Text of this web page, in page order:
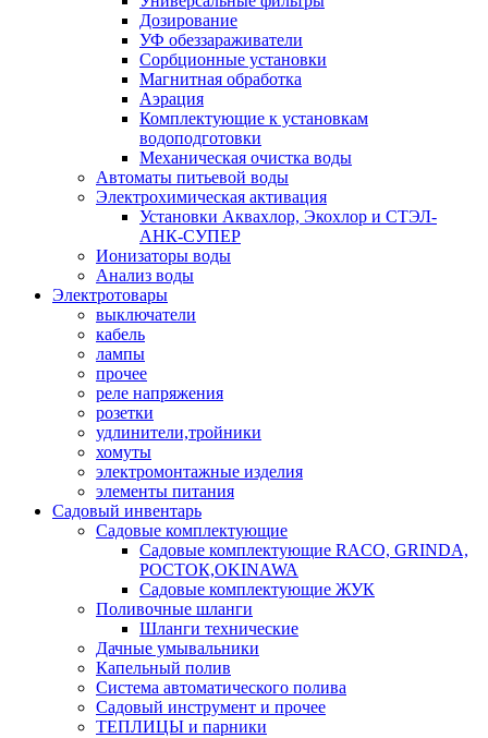
Дозирование
УФ обеззараживатели
Сорбционные установки
Магнитная обработка
Аэрация
Комплектующие к установкам
водоподготовки
Механическая очистка воды
Автоматы питьевой воды
Электрохимическая активация
Установки Аквахлор, Экохлор и СТЭЛ-
АНК-СУПЕР
Ионизаторы воды
Анализ воды
Электротовары
выключатели
кабель
лампы
прочее
реле напряжения
розетки
удлинители,тройники
хомуты
электромонтажные изделия
элементы питания
Садовый инвентарь
Садовые комплектующие
Садовые комплектующие RACO, GRINDA,
РОСТОК,OKINAWA
Садовые комплектующие ЖУК
Поливочные шланги
Шланги технические
Дачные умывальники
Капельный полив
Система автоматического полива
Садовый инструмент и прочее
ТЕПЛИЦЫ и парники